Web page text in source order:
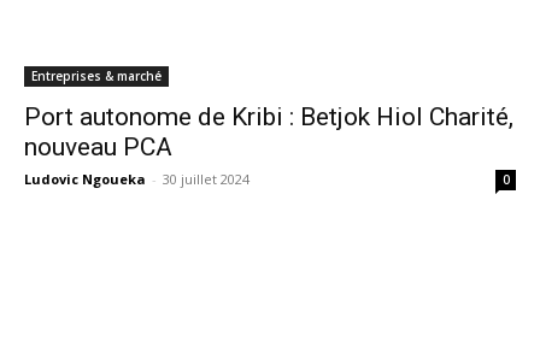
Entreprises & marché
Port autonome de Kribi : Betjok Hiol Charité,
nouveau PCA
Ludovic Ngoueka - 30 juillet 2024 0